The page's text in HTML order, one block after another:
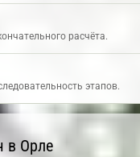
расчёта.
этапов.
в Орле